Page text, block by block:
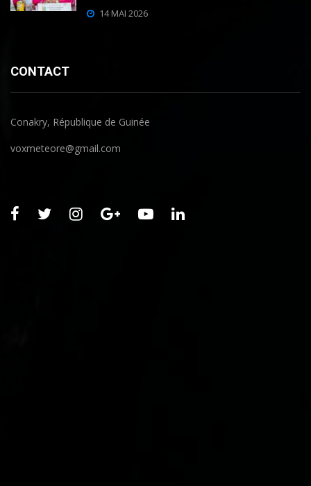
14 MAI 2026
CONTACT
Conakry, République de Guinée
voxmeteore@gmail.com